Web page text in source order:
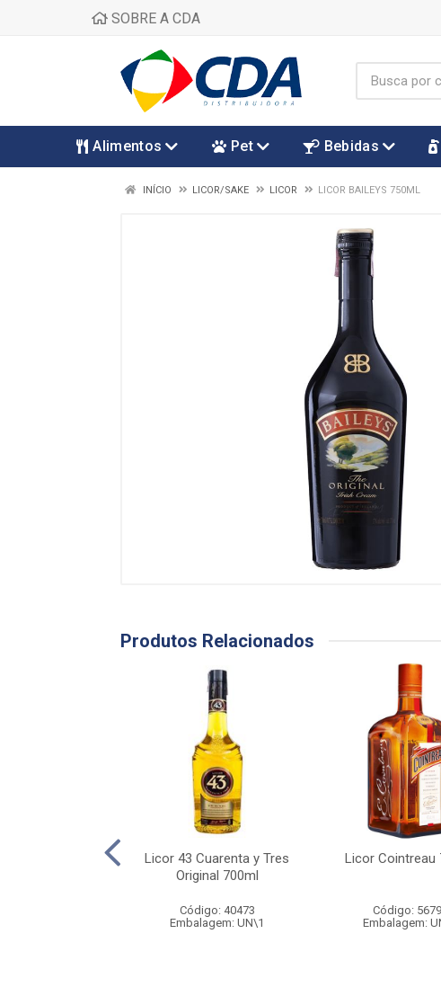
SOBRE A CDA
Alimentos Pet Bebidas
INÍCIO LICOR/SAKE LICOR LICOR BAILEYS 750ML
Produtos Relacionados
Licor 43 Cuarenta y Tres
Original 700ml
Código: 40473
Embalagem: UN\1
Licor Cointreau
Código:
Embalagem: